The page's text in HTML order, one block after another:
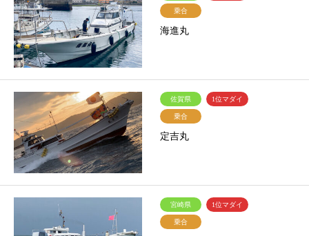
乗合
海進丸
佐賀県 1位マダイ
乗合
定吉丸
宮崎県 1位マダイ
乗合